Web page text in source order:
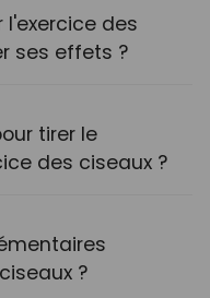
des
ses effets ?
tirer le
des ciseaux ?
?